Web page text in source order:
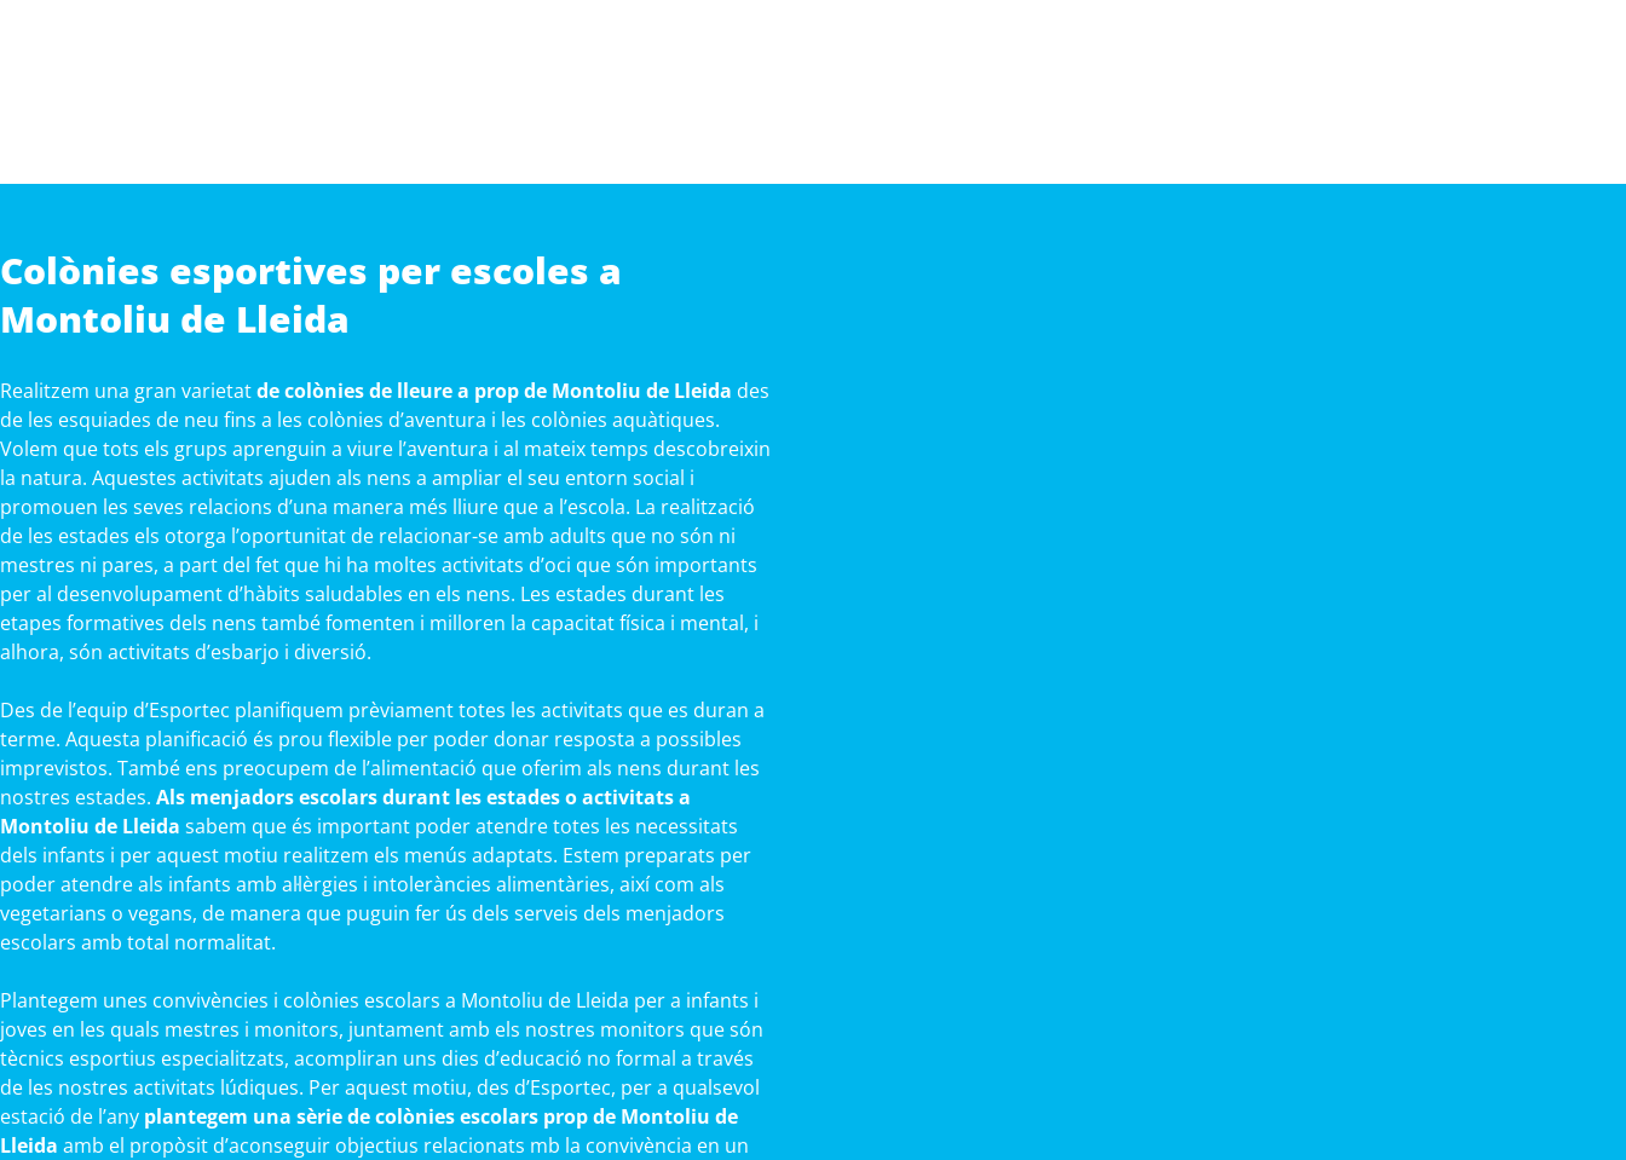
Colònies esportives per escoles a
Montoliu de Lleida
Realitzem una gran varietatde colònies de lleure a prop de Montoliu de Lleida des
de les esquiades de neu fins a les colònies d’aventura i les colònies aquàtiques.
Volem que tots els grups aprenguin a viure l’aventura i al mateix temps descobreixin
la natura. Aquestes activitats ajuden als nens a ampliar el seu entorn social i
promouen les seves relacions d’una manera més lliure que a l’escola. La realització
de les estades els otorga l’oportunitat de relacionar-se amb adults que no són ni
mestres ni pares, a part del fet que hi ha moltes activitats d’oci que són importants
per al desenvolupament d’hàbits saludables en els nens. Les estades durant les
etapes formatives dels nens també fomenten i milloren la capacitat física i mental, i
alhora, són activitats d’esbarjo i diversió.
Des de l’equip d’Esportec planifiquem prèviament totes les activitats que es duran a
terme. Aquesta planificació és prou flexible per poder donar resposta a possibles
imprevistos. També ens preocupem de l’alimentació que oferim als nens durant les
nostres estades. Als menjadors escolars durant les estades o activitats a
Montoliu de Lleida sabem que és important poder atendre totes les necessitats
dels infants i per aquest motiu realitzem els menús adaptats. Estem preparats per
poder atendre als infants amb al·lèrgies i intoleràncies alimentàries, així com als
vegetarians o vegans, de manera que puguin fer ús dels serveis dels menjadors
escolars amb total normalitat.
Plantegem unes convivències i colònies escolars a Montoliu de Lleida per a infants i
joves en les quals mestres i monitors, juntament amb els nostres monitors que són
tècnics esportius especialitzats, acompliran uns dies d’educació no formal a través
de les nostres activitats lúdiques. Per aquest motiu, des d’Esportec, per a qualsevol
estació de l’any plantegem una sèrie de colònies escolars prop de Montoliu de
Lleida amb el propòsit d’aconseguir objectius relacionats mb la convivència en un